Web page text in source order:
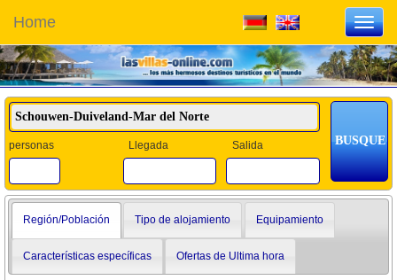
Home
personas Llegada Salida
Región/Población Tipo de alojamiento Equipamiento
Características específicas Ofertas de Ultima hora